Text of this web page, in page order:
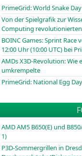
PrimeGrid: World Snake Day
Von der Spielgrafik zur
Computing revolutionierten
BOINCGames: Sprint Race
12:00 Uhr (10:00 UTC) bei
AMDs X3D-Revolution: Wie
umkrempelte
PrimeGrid: National Egg
AMD AM5 B650(E) und
1)
P3D-Sommergrillen in